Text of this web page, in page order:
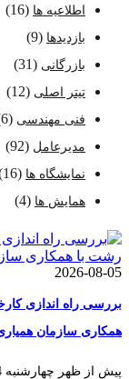
اطلاعیه ها (16)
بازدیدها (9)
بازرگانی (31)
تیتر اصلی (12)
فنی مهندسی (6)
مدیرعامل (92)
نمایشگاه ها (16)
همایش ها (4)
2026-08-05
بررسی راه اندازی
همکاری سازمان